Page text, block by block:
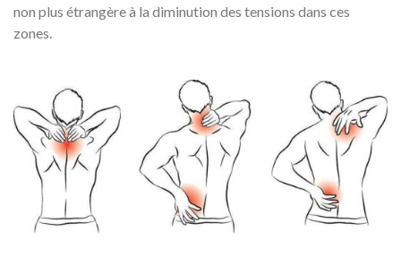
non plus étrangère à la diminution des tensions dans ces
zones.